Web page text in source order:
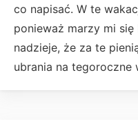
co napisać. W te
ponieważ marzy mi
nadzieje, że za te
ubrania na tegoroczne